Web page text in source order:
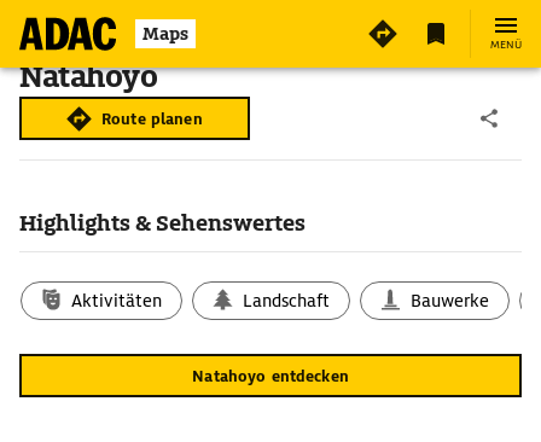
Maps MENÜ
Natahoyo
Route planen
Highlights & Sehenswertes
Aktivitäten Landschaft Bauwerke
Natahoyo entdecken